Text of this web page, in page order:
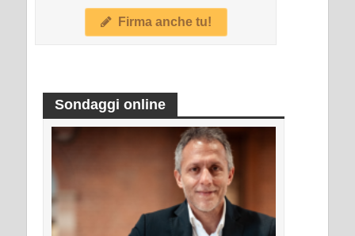
Firma anche tu!
Sondaggi online